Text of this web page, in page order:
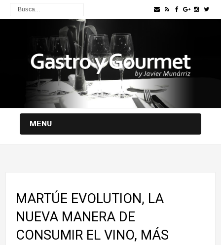
MENU
MARTÚE EVOLUTION, LA
NUEVA MANERA DE
CONSUMIR EL VINO, MÁS